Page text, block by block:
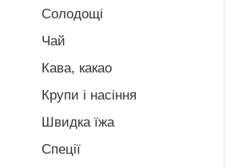
Солодощі
Чай
Кава, какао
Крупи і насіння
Швидка їжа
Спеції